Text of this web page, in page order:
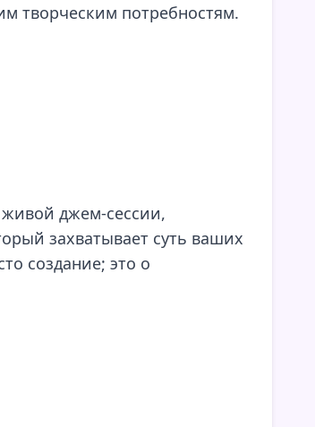
творческим потребностям.
живой джем-сессии,
захватывает суть ваших
создание; это о